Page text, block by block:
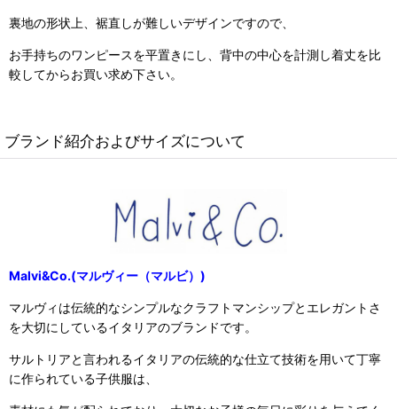
裏地の形状上、裾直しが難しいデザインですので、
お手持ちのワンピースを平置きにし、背中の中心を計測し着丈を比
較してからお買い求め下さい。
ブランド紹介およびサイズについて
Malvi&Co.(マルヴィー（マルビ）)
マルヴィは伝統的なシンプルなクラフトマンシップとエレガントさ
を大切にしているイタリアのブランドです。
サルトリアと言われるイタリアの伝統的な仕立て技術を用いて丁寧
に作られている子供服は、